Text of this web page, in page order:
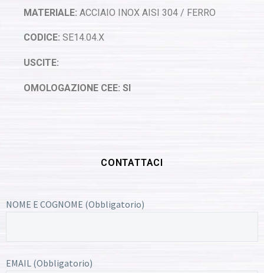
MATERIALE: ACCIAIO INOX AISI 304 / FERRO
CODICE: SE14.04.X
USCITE:
OMOLOGAZIONE CEE: SI
CONTATTACI
NOME E COGNOME (Obbligatorio)
EMAIL (Obbligatorio)